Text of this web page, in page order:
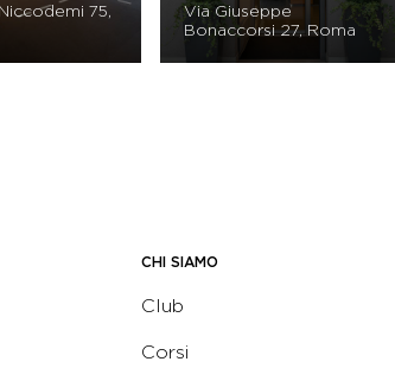
75,
Via Giuseppe
Bonaccorsi 27, Roma
CHI SIAMO
Club
Corsi